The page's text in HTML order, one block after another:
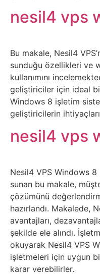
Projeler
Fikirler
Psikoloji
Sağlık
Scriptler
Sigorta
Sinema
Spor
Tarih
nesil4 vps
Bu makale, Nesil4
sunduğu özellikleri ve
kullanımını
geliştiriciler için ideal
Windows 8 işletim
geliştiricilerin
nesil4 vps
Nesil4 VPS Windows 8
sunan bu makale,
çözümünü
hazırlandı. Makalede,
avantajları,
şekilde ele alındı.
okuyarak Nesil4 VPS
işletmeleri için uygun
karar verebilirler.